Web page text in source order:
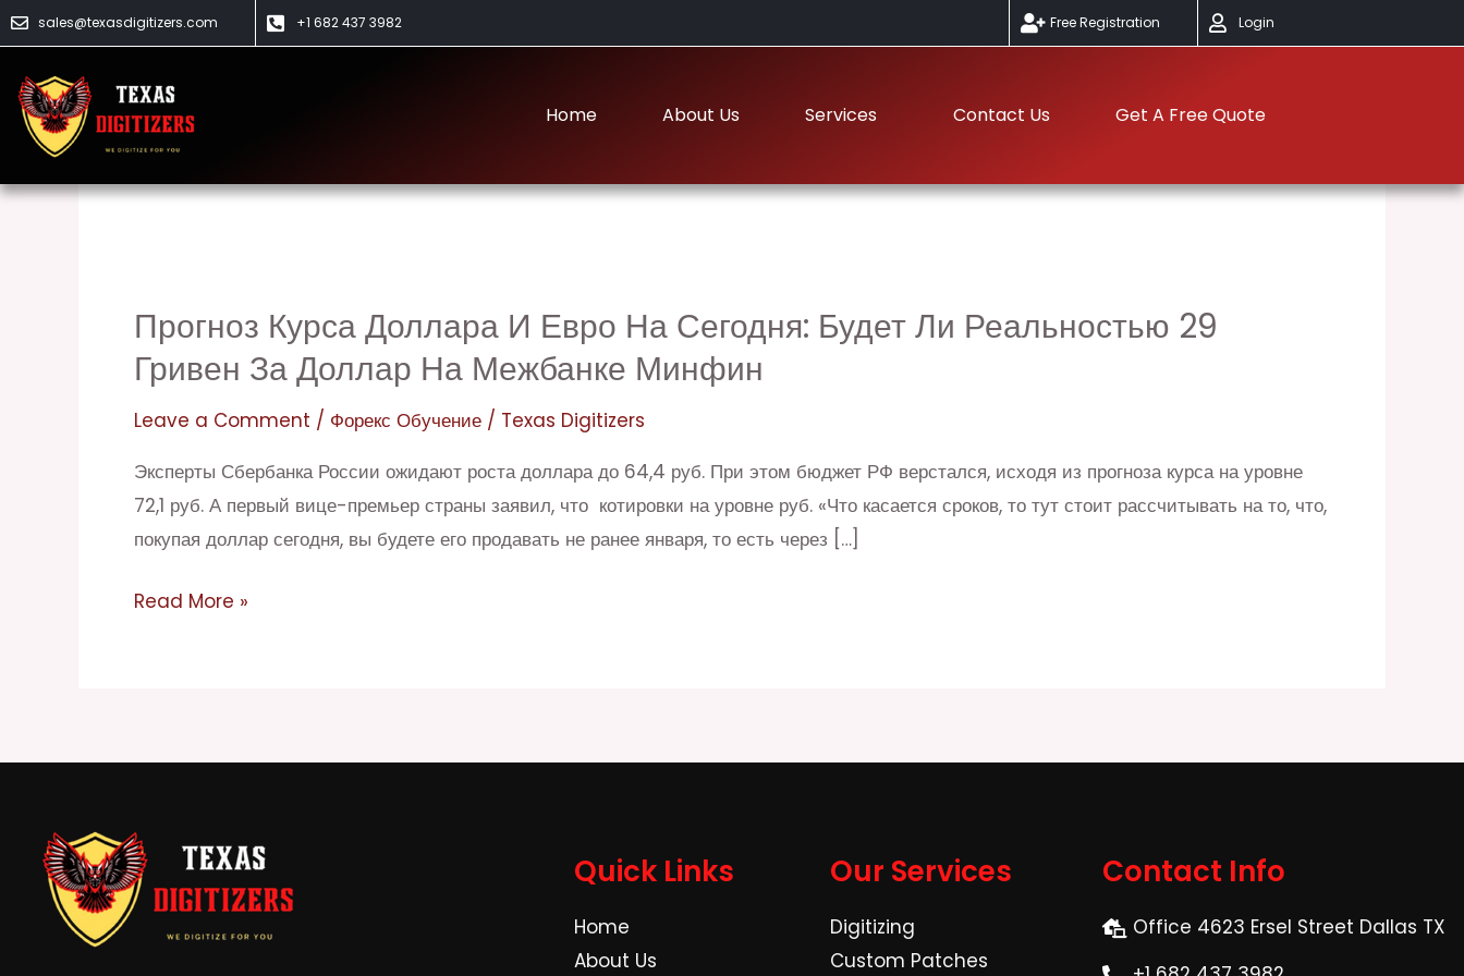
Skip
to
content
sales@texasdigitizers.com +1 682 437 3982 Free Registration Login
Home About Us Services Contact Us Get A Free Quote
Форекс Обучение
Прогноз Курса Доллара И Евро На Сегодня: Будет Ли Реальностью 29
Гривен За Доллар На Межбанке Минфин
Leave a Comment / Форекс Обучение / Texas Digitizers
Эксперты Сбербанка России ожидают роста доллара до 64,4 руб. При этом бюджет РФ верстался, исходя из прогноза курса на уровне
72,1 руб. А первый вице-премьер страны заявил, что котировки на уровне руб. «Что касается сроков, то тут стоит рассчитывать на то, что,
покупая доллар сегодня, вы будете его продавать не ранее января, то есть через […]
Прогноз
курса
доллара
и
сегодня:
будет
ли
доллар
межбанке
Минфин
Read More »
Quick Links
Home
About Us
Our Services
Digitizing
Custom Patches
Contact Info
Office 4623 Ersel Street Dallas TX